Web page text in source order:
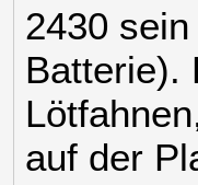
2430
Batterie).
auf der